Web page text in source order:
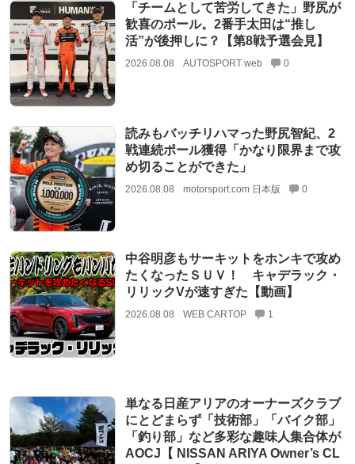
「チームとして苦労してきた」野尻が
歓喜のポール。2番手太田は“推し
活”が後押しに？【第8戦予選会見】
2026.08.08 AUTOSPORT web 0
読みもバッチリハマった野尻智紀、2
戦連続ポール獲得「かなり限界まで攻
め切ることができた」
2026.08.08 motorsport.com 日本版 0
中谷明彦もサーキットをホンキで攻め
たくなったＳＵＶ！ キャデラック・
リリックVが速すぎた【動画】
2026.08.08 WEB CARTOP 1
単なる日産アリアのオーナーズクラブ
にとどまらず「技術部」「バイク部」
「釣り部」など多彩な趣味人集合体が
AOCJ【 NISSAN ARIYA Owner’s CL